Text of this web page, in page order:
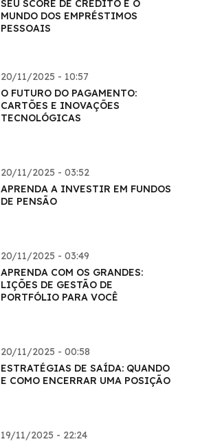
SEU SCORE DE CRÉDITO E O
MUNDO DOS EMPRÉSTIMOS
PESSOAIS
20/11/2025 - 10:57
O FUTURO DO PAGAMENTO:
CARTÕES E INOVAÇÕES
TECNOLÓGICAS
20/11/2025 - 03:52
APRENDA A INVESTIR EM FUNDOS
DE PENSÃO
20/11/2025 - 03:49
APRENDA COM OS GRANDES:
LIÇÕES DE GESTÃO DE
PORTFÓLIO PARA VOCÊ
20/11/2025 - 00:58
ESTRATÉGIAS DE SAÍDA: QUANDO
E COMO ENCERRAR UMA POSIÇÃO
19/11/2025 - 22:24